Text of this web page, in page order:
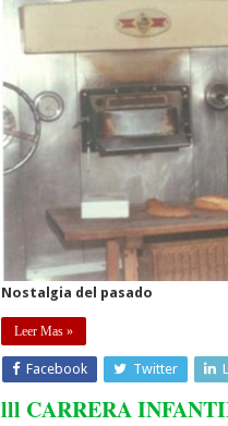
Nostalgia del pasado
Leer Mas »
Facebook Twitter
lll CARRERA